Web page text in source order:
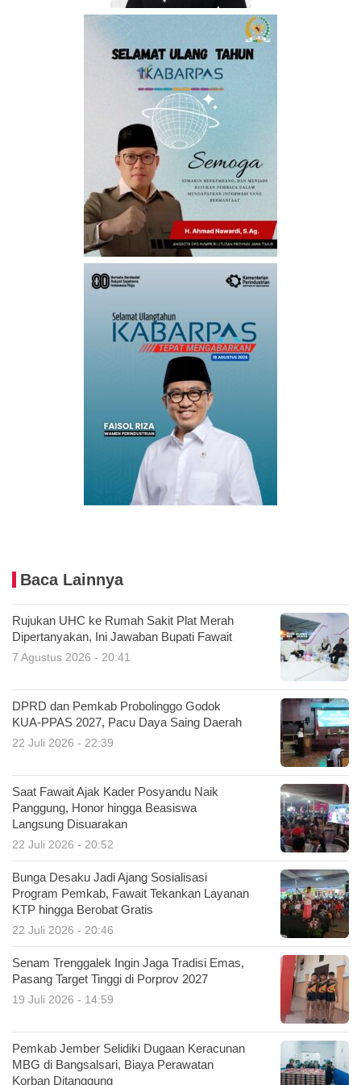
Baca Lainnya
Rujukan UHC ke Rumah Sakit Plat Merah
Dipertanyakan, Ini Jawaban Bupati Fawait
7 Agustus 2026 - 20:41
DPRD dan Pemkab Probolinggo Godok
KUA-PPAS 2027, Pacu Daya Saing Daerah
22 Juli 2026 - 22:39
Saat Fawait Ajak Kader Posyandu Naik
Panggung, Honor hingga Beasiswa
Langsung Disuarakan
22 Juli 2026 - 20:52
Bunga Desaku Jadi Ajang Sosialisasi
Program Pemkab, Fawait Tekankan Layanan
KTP hingga Berobat Gratis
22 Juli 2026 - 20:46
Senam Trenggalek Ingin Jaga Tradisi Emas,
Pasang Target Tinggi di Porprov 2027
19 Juli 2026 - 14:59
Pemkab Jember Selidiki Dugaan Keracunan
MBG di Bangsalsari, Biaya Perawatan
Korban Ditanggung